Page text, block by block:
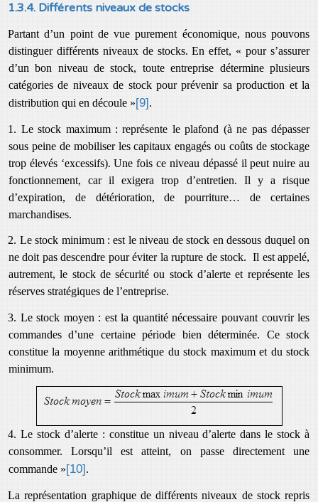
1.3.4. Différents niveaux de stocks
Partant d’un point de vue purement économique, nous pouvons
distinguer différents niveaux de stocks. En effet, « pour s’assurer
d’un bon niveau de stock, toute entreprise détermine plusieurs
catégories de niveaux de stock pour prévenir sa production et la
distribution qui en découle »[9].
1. Le stock maximum : représente le plafond (à ne pas dépasser
sous peine de mobiliser les capitaux engagés ou coûts de stockage
trop élevés ‘excessifs). Une fois ce niveau dépassé il peut nuire au
fonctionnement, car il exigera trop d’entretien. Il y a risque
d’expiration, de détérioration, de pourriture… de certaines
marchandises.
2. Le stock minimum : est le niveau de stock en dessous duquel on
ne doit pas descendre pour éviter la rupture de stock. Il est appelé,
autrement, le stock de sécurité ou stock d’alerte et représente les
réserves stratégiques de l’entreprise.
3. Le stock moyen : est la quantité nécessaire pouvant couvrir les
commandes d’une certaine période bien déterminée. Ce stock
constitue la moyenne arithmétique du stock maximum et du stock
minimum.
4. Le stock d’alerte : constitue un niveau d’alerte dans le stock à
consommer. Lorsqu’il est atteint, on passe directement une
commande »[10].
La représentation graphique de différents niveaux de stock repris